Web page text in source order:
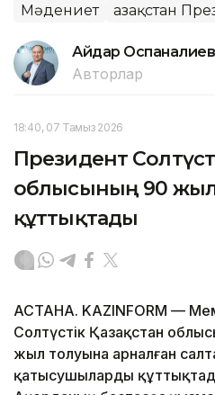
Мәдениет Қазақстан
Айдар Оспаналиев
Авторлар
18:40, 07 Тамыз 2026
Президент
облысының 90
құттықтады
АСТАНА. KAZINFORM —
Солтүстік Қазақстан
жыл толуына арналған
қатысушыларды